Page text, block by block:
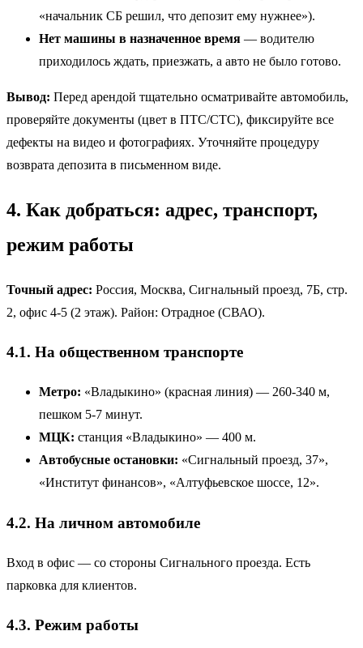
«начальник СБ решил, что депозит ему нужнее»).
Нет машины в назначенное время — водителю
приходилось ждать, приезжать, а авто не было готово.
Вывод: Перед арендой тщательно осматривайте автомобиль,
проверяйте документы (цвет в ПТС/СТС), фиксируйте все
дефекты на видео и фотографиях. Уточняйте процедуру
возврата депозита в письменном виде.
4. Как добраться: адрес, транспорт,
режим работы
Точный адрес: Россия, Москва, Сигнальный проезд, 7Б, стр.
2, офис 4-5 (2 этаж). Район: Отрадное (СВАО).
4.1. На общественном транспорте
Метро: «Владыкино» (красная линия) — 260-340 м,
пешком 5-7 минут.
МЦК: станция «Владыкино» — 400 м.
Автобусные остановки: «Сигнальный проезд, 37»,
«Институт финансов», «Алтуфьевское шоссе, 12».
4.2. На личном автомобиле
Вход в офис — со стороны Сигнального проезда. Есть
парковка для клиентов.
4.3. Режим работы